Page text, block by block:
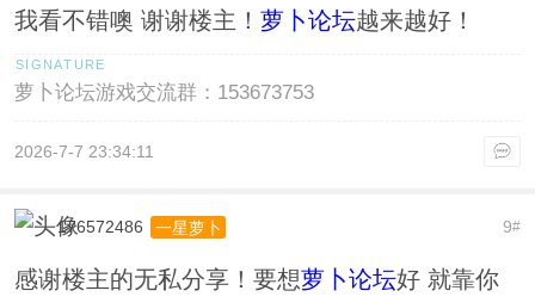
我看不错噢 谢谢楼主！ 萝卜论坛越来越好！
萝卜论坛游戏交流群：153673753
2026-7-7 23:34:11
9#
176572486 一星萝卜
感谢楼主的无私分享！要想萝卜论坛好 就靠你